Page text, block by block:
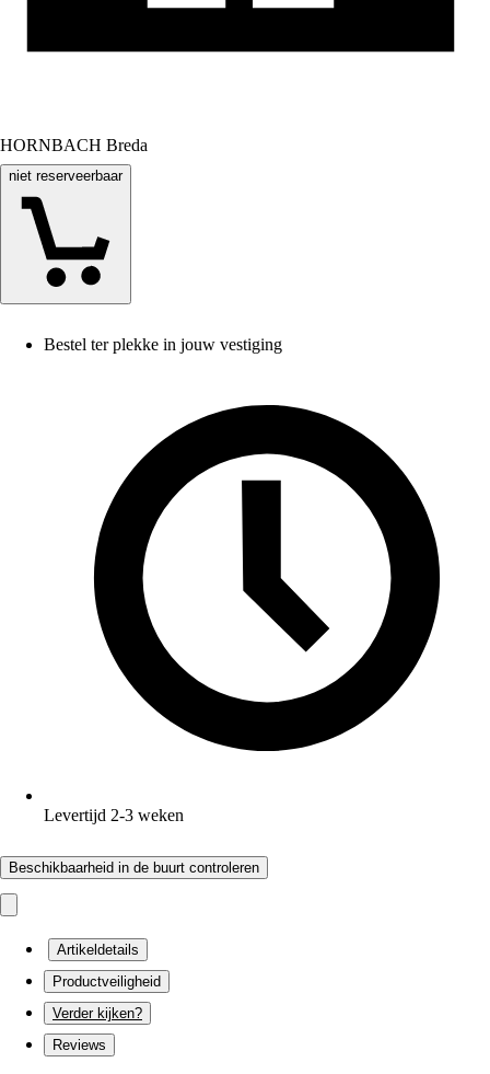
HORNBACH Breda
niet reserveerbaar
Bestel ter plekke in jouw vestiging
Levertijd 2-3 weken
Beschikbaarheid in de buurt controleren
Artikeldetails
Productveiligheid
Verder kijken?
Reviews